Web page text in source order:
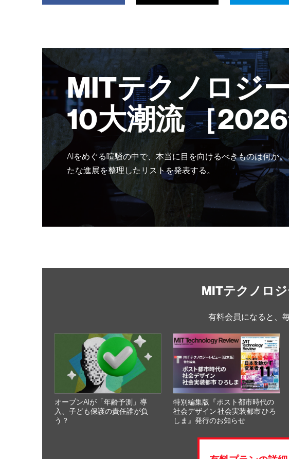
MITテクノロジ
10大潮流 ［
AIをめぐる喧騒の中で、本当に目を向けるべきものは何か
たな進展を整理したリストを発表する。
MITテクノロ
有料会員になると、
オープンAIが「年齢予測」導
入、子ども保護の責任誰が負
う？
特別編集版『ポスト都市時代の
社会デザイン 社会実装都市 ひろ
しま』発行のお知らせ